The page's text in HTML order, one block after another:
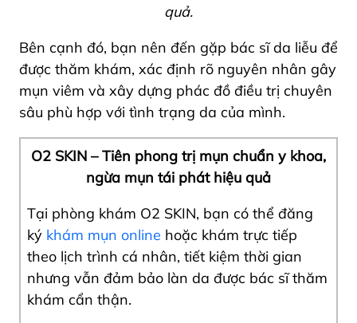
quả.
Bên cạnh đó, bạn nên đến gặp bác sĩ da liễu để
được thăm khám, xác định rõ nguyên nhân gây
mụn viêm và xây dựng phác đồ điều trị chuyên
sâu phù hợp với tình trạng da của mình.
O2 SKIN – Tiên phong trị mụn chuẩn y khoa,
ngừa mụn tái phát hiệu quả
Tại phòng khám O2 SKIN, bạn có thể đăng
ký khám mụn online hoặc khám trực tiếp
theo lịch trình cá nhân, tiết kiệm thời gian
nhưng vẫn đảm bảo làn da được bác sĩ thăm
khám cẩn thận.